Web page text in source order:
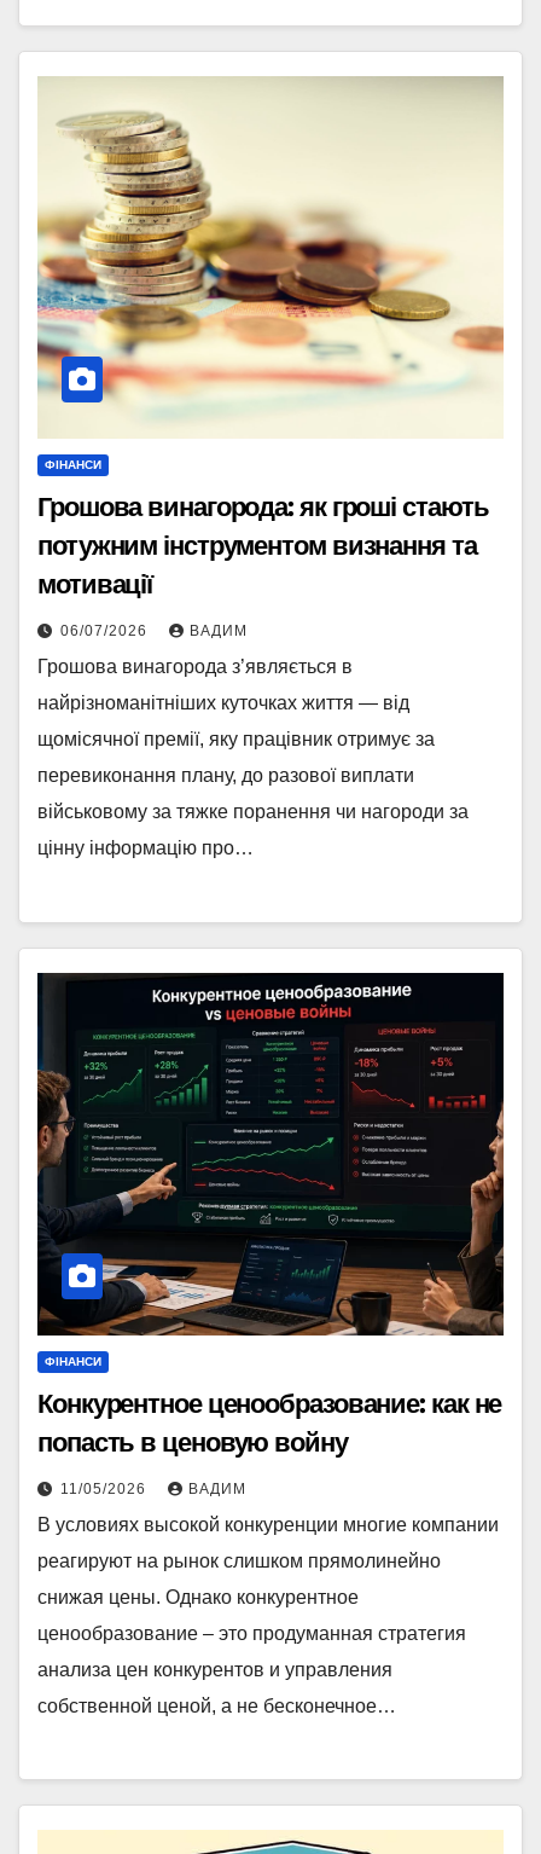
ФІНАНСИ
Грошова винагорода: як гроші стають
потужним інструментом визнання та
мотивації
06/07/2026 ВАДИМ
Грошова винагорода з’являється в
найрізноманітніших куточках життя — від
щомісячної премії, яку працівник отримує за
перевиконання плану, до разової виплати
військовому за тяжке поранення чи нагороди за
цінну інформацію про…
ФІНАНСИ
Конкурентное ценообразование: как не
попасть в ценовую войну
11/05/2026 ВАДИМ
В условиях высокой конкуренции многие компании
реагируют на рынок слишком прямолинейно
снижая цены. Однако конкурентное
ценообразование – это продуманная стратегия
анализа цен конкурентов и управления
собственной ценой, а не бесконечное…